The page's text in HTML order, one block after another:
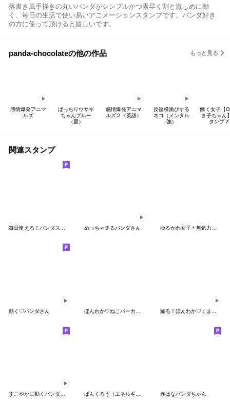
落書き風手描きの丸いパンダがシンプルかつ素早く割と激しめに動
く、毎日の生活で使い易いアニメーションスタンプです。パンダ好き
の方に使って頂けると嬉しいです。
panda-chocolateの他の作品 もっと見る
感情爆発アニマ
ルズ
ぱっちりウサギ
ちゃんブルー
（夏）
感情爆発アニマ
ルズ２（英語）
反復横跳びする
ネコ（メンタル
強）
働く女子【
ま子ちゃん
タンプ２
関連スタンプ
毎日使える！パンダスタンプ めっちゃ走るパンダさん ゆるかわ女子＊無気力と夏
動く♡パンダさん
赤はなパンダちゃん